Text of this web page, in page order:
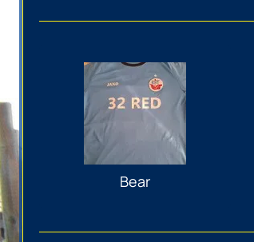
Bear